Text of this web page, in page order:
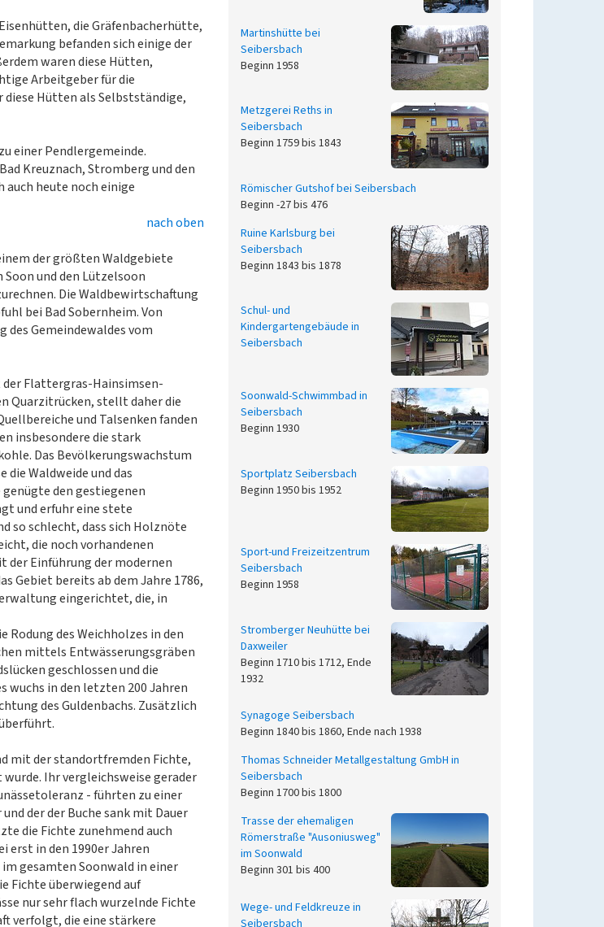
die Gräfenbacherhütte,
befanden sich einige der
waren diese Hütten,
Arbeitgeber für die
diese Hütten als Selbstständige,
einer Pendlergemeinde.
Kreuznach, Stromberg und den
auch heute noch einige
nach oben
der größten Waldgebiete
und den Lützelsoon
Die Waldbewirtschaftung
bei Bad Sobernheim. Von
des Gemeindewaldes vom
der Flattergras-Hainsimsen-
Quarzitrücken, stellt daher die
und Talsenken fanden
insbesondere die stark
Das Bevölkerungswachstum
Waldweide und das
den gestiegenen
und erfuhr eine stete
so schlecht, dass sich Holznöte
die noch vorhandenen
der Einführung der modernen
Gebiet bereits ab dem Jahre 1786,
eingerichtet, die, in
des Weichholzes in den
mittels Entwässerungsgräben
geschlossen und die
wuchs in den letzten 200 Jahren
des Guldenbachs. Zusätzlich
mit der standortfremden Fichte,
Ihr vergleichsweise gerader
- führten zu einer
der der Buche sank mit Dauer
die Fichte zunehmend auch
erst in den 1990er Jahren
im gesamten Soonwald in einer
Fichte überwiegend auf
nur sehr flach wurzelnde Fichte
verfolgt, die eine stärkere
Martinshütte bei
Seibersbach
Beginn 1958
Metzgerei Reths in
Seibersbach
Beginn 1759 bis 1843
Römischer Gutshof bei Seibersbach
Beginn -27 bis 476
Ruine Karlsburg bei
Seibersbach
Beginn 1843 bis 1878
Schul- und
Kindergartengebäude in
Seibersbach
Soonwald-Schwimmbad in
Seibersbach
Beginn 1930
Sportplatz Seibersbach
Beginn 1950 bis 1952
Sport-und Freizeitzentrum
Seibersbach
Beginn 1958
Stromberger Neuhütte bei
Daxweiler
Beginn 1710 bis 1712, Ende
1932
Synagoge Seibersbach
Beginn 1840 bis 1860, Ende nach 1938
Thomas Schneider Metallgestaltung GmbH in
Seibersbach
Beginn 1700 bis 1800
Trasse der ehemaligen
Römerstraße "Ausoniusweg"
im Soonwald
Beginn 301 bis 400
Wege- und Feldkreuze in
Seibersbach